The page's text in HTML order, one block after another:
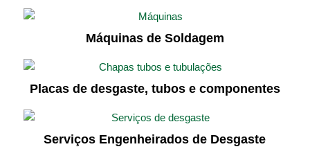
Máquinas de Soldagem
Placas de desgaste, tubos e componentes
Serviços Engenheirados de Desgaste